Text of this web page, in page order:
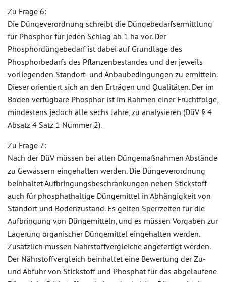
Zu Frage 6:
Die Düngeverordnung schreibt die Düngebedarfsermittlung
für Phosphor für jeden Schlag ab 1 ha vor. Der
Phosphordüngebedarf ist dabei auf Grundlage des
Phosphorbedarfs des Pflanzenbestandes und der jeweils
vorliegenden Standort- und Anbaubedingungen zu ermitteln.
Dieser orientiert sich an den Erträgen und Qualitäten. Der im
Boden verfügbare Phosphor ist im Rahmen einer Fruchtfolge,
mindestens jedoch alle sechs Jahre, zu analysieren (DüV § 4
Absatz 4 Satz 1 Nummer 2).
Zu Frage 7:
Nach der DüV müssen bei allen Düngemaßnahmen Abstände
zu Gewässern eingehalten werden. Die Düngeverordnung
beinhaltet Aufbringungsbeschränkungen neben Stickstoff
auch für phosphathaltige Düngemittel in Abhängigkeit von
Standort und Bodenzustand. Es gelten Sperrzeiten für die
Aufbringung von Düngemitteln, und es müssen Vorgaben zur
Lagerung organischer Düngemittel eingehalten werden.
Zusätzlich müssen Nährstoffvergleiche angefertigt werden.
Der Nährstoffvergleich beinhaltet eine Bewertung der Zu-
und Abfuhr von Stickstoff und Phosphat für das abgelaufene